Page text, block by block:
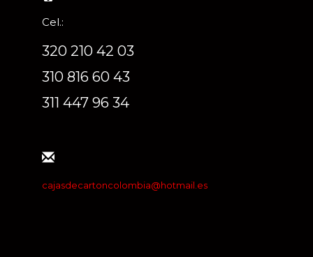
Cel.:
320 210 42 03
310 816 60 43
311 447 96 34
cajasdecartoncolombia@hotmail.es